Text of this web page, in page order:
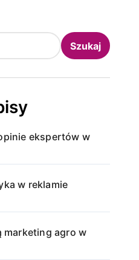
Szukaj
ekspertów w
w reklamie
marketing agro w